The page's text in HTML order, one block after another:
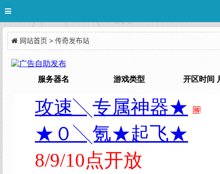
网站首页 > 传奇发布站